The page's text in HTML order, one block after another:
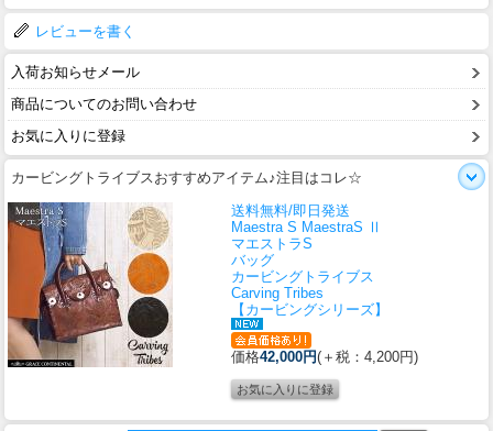
レビューを書く
入荷お知らせメール
商品についてのお問い合わせ
お気に入りに登録
カービングトライブスおすすめアイテム♪注目はコレ☆
送料無料/即日発送
Maestra S MaestraS Ⅱ
マエストラS
バッグ
カービングトライブス
Carving Tribes
【カービングシリーズ】
価格42,000円(＋税：4,200円)